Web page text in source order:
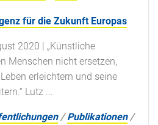
für die Zukunft Europas
2020 | „Künstliche
Menschen nicht ersetzen,
erleichtern und seine
Lutz ...
/Publikationen /